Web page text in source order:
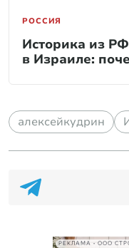
РОССИЯ
Историка из
в Израиле:
алексейкудрин